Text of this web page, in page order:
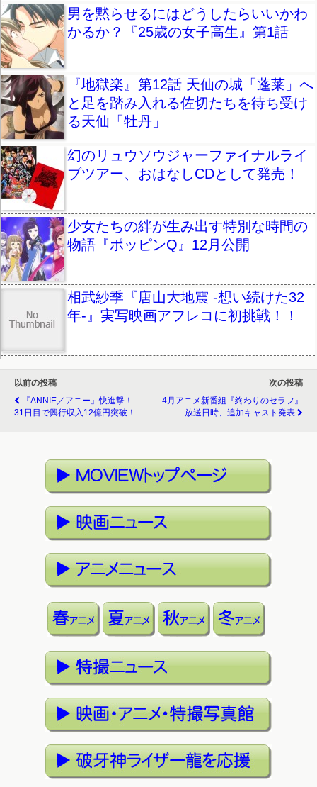
男を黙らせるにはどうしたらいいかわ
かるか？『25歳の女子高生』第1話
『地獄楽』第12話 天仙の城「蓬莱」へ
と足を踏み入れる佐切たちを待ち受け
る天仙「牡丹」
幻のリュウソウジャーファイナルライ
ブツアー、おはなしCDとして発売！
少女たちの絆が生み出す特別な時間の
物語『ポッピンQ』12月公開
相武紗季『唐山大地震 -想い続けた32
年-』実写映画アフレコに初挑戦！！
以前の投稿
『ANNIE／アニー』快進撃！
31日目で興行収入12億円突破！
次の投稿
4月アニメ新番組『終わりのセラフ』
放送日時、追加キャスト発表